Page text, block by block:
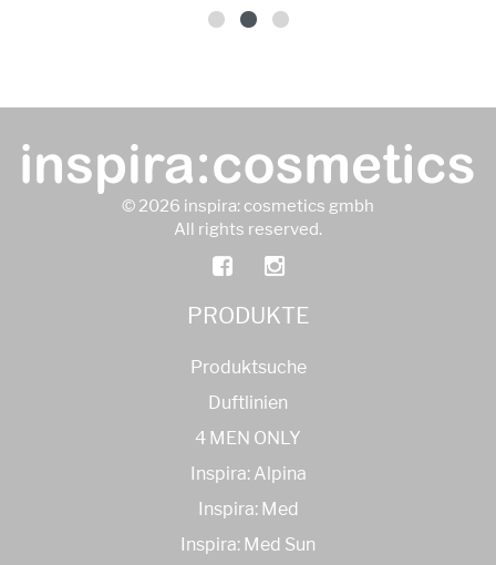
© 2026 inspira: cosmetics gmbh
All rights reserved.
PRODUKTE
Produktsuche
Duftlinien
4 MEN ONLY
Inspira: Alpina
Inspira: Med
Inspira: Med Sun